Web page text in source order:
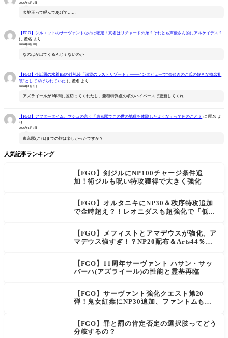
2026年5月2日
欠地王って呼んであげて……
【FGO】シルエットのサーヴァントなのは確定！真名はリチャードの弟？それとも声優さん的にアルケイデス？
に 匿名 より
2026年4月28日
なのはが出てくるんじゃないのか
【FGO】今話題の水着BBの絆礼装「深淵のラストリゾート」――インタビューで“奈須きのこ氏の好きな概念礼
装”として挙げられていた に 匿名 より
2026年1月8日
アズライールが1年間に区切ってくれたし、亜種特異点の頃のハイペースで更新してくれ…
【FGO】アフタータイム、マシュの言う「東京駅でこの世の地獄を体験したような」って何のこと？ に 匿名 よ
り
2026年1月7日
東京駅(これ)までの旅は楽しかったですか？
人気記事ランキング
【FGO】剣ジルにNP100チャージ条件追
加！術ジルも呪い特攻獲得で大きく強化
【FGO】オルタニキにNP30＆秩序特攻追加
で金時超え？！レオニダスも超強化で「低レ
【FGO】メフィストとアマデウスが強化、ア
マデウス強すぎ！？NP20配布＆Arts44％強
【FGO】11周年サーヴァント ハサン・サッ
バーハ(アズライール)の性能と霊基再臨
【FGO】サーヴァント強化クエスト第20
弾！鬼女紅葉にNP30追加、ファントムも大
【FGO】罪と罰の肯定否定の選択肢ってどう
分岐するの？